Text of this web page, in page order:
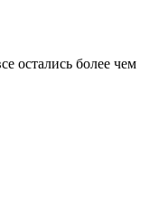
остались более чем